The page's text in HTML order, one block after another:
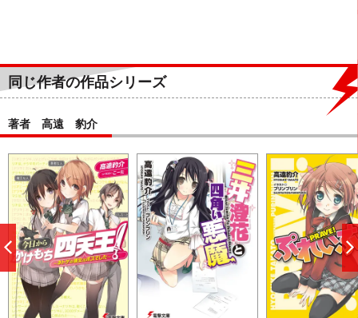
同じ作者の作品シリーズ
著者 高遠 豹介
前
へ